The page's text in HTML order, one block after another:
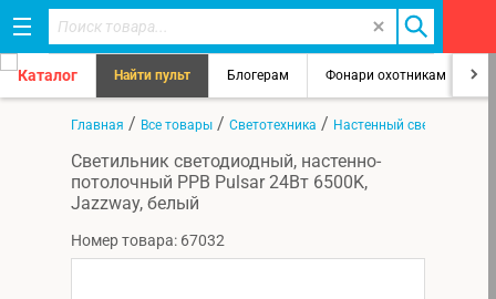
Каталог Найти пульт Блогерам Фонари охотникам
Главная / Все товары / Светотехника / Настенный светильник
Светильник светодиодный, настенно-
потолочный PPB Pulsar 24Вт 6500K,
Jazzway, белый
Номер товара: 67032